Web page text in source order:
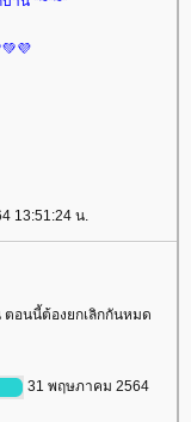
13:51:24 น.
อนนี้ต้องยกเลิกกันหมด
31 พฤษภาคม 2564